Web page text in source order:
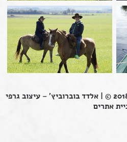
אלדד בוברוביץ' – עיצוב גרפי
אתרים